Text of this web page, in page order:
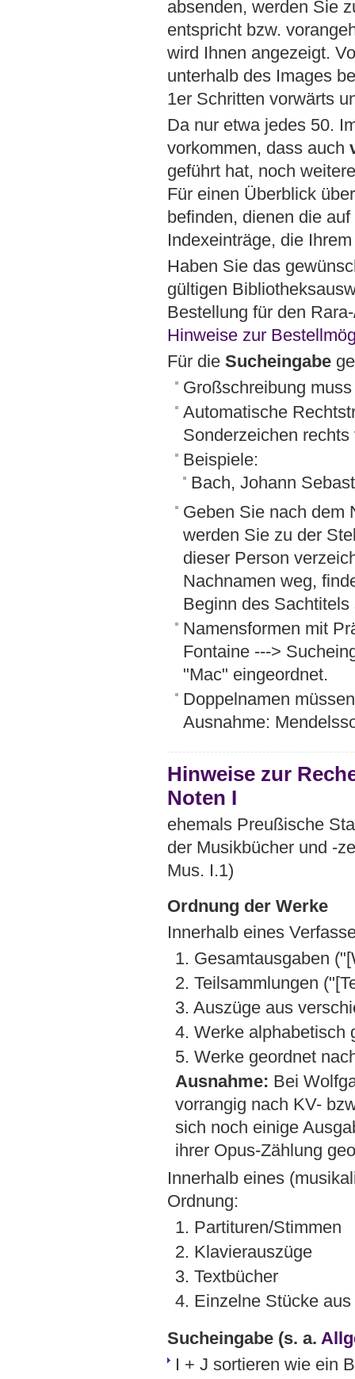
absenden, werden Sie
entspricht bzw.
wird Ihnen angezeigt.
unterhalb des Images
1er Schritten vorwärts
Da nur etwa jedes 50.
vorkommen, dass auch
geführt hat, noch
Für einen Überblick
befinden, dienen die
Indexeinträge, die
Haben Sie das
gültigen
Bestellung für den
Hinweise zur
Für die Sucheingabe
Großschreibung
Automatische
Sonderzeichen rechts
Beispiele:
Bach, Johann
Geben Sie nach dem
werden Sie zu der
dieser Person
Nachnamen weg,
Beginn des Sachtitels
Namensformen mit
Fontaine --->
"Mac" eingeordnet.
Doppelnamen
Ausnahme:
Hinweise zur
Noten I
ehemals Preußische
der Musikbücher und -
Mus. I.1)
Ordnung der Werke
Innerhalb eines
1. Gesamtausgaben
2. Teilsammlungen
3. Auszüge aus
4. Werke alphabetisch
5. Werke geordnet
Ausnahme: Bei
vorrangig nach KV-
sich noch einige
ihrer Opus-Zählung
Innerhalb eines
Ordnung:
1. Partituren/Stimmen
2. Klavierauszüge
3. Textbücher
4. Einzelne Stücke
Sucheingabe(s. a.
I + J sortieren wie ein